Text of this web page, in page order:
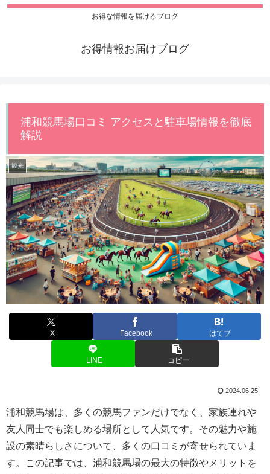
お得な情報を届けるプログ
お得情報お届けブログ
浦和競馬場口コミ アクセスと駐車場情報を徹底
解説
観光
X Facebook はてブ
LINE コピー
2024.06.25
浦和競馬場は、多くの競馬ファンだけでなく、家族連れや
友人同士でも楽しめる場所として人気です。その魅力や施
設の素晴らしさについて、多くの口コミが寄せられていま
す。この記事では、浦和競馬場の最大の特徴やメリットを